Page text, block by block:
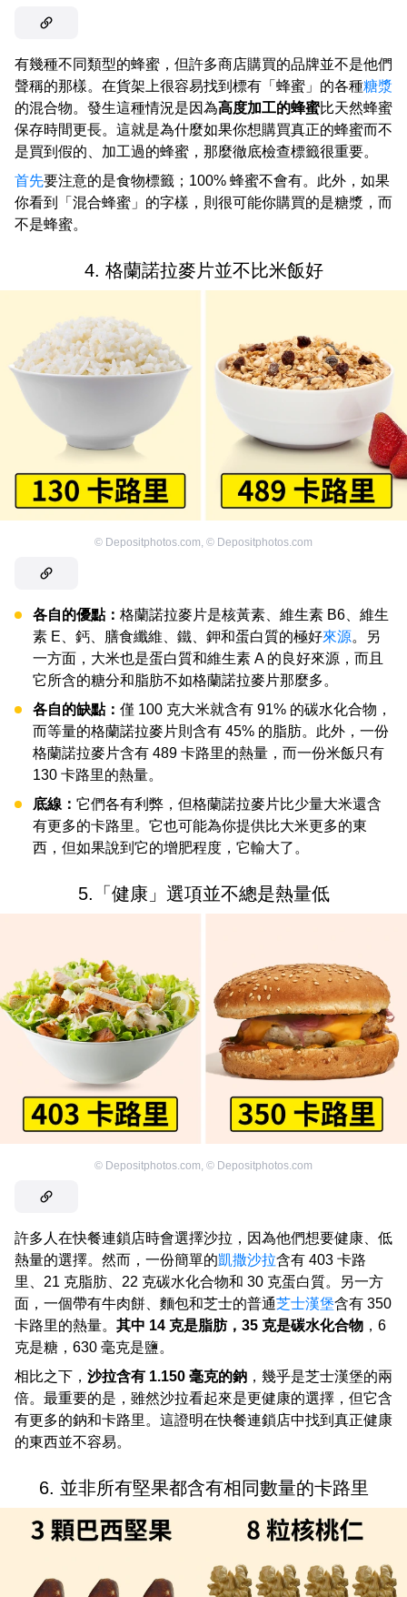
有幾種不同類型的蜂蜜，但許多商店購買的品牌並不是他們
聲稱的那樣。在貨架上很容易找到標有「蜂蜜」的各種糖漿
的混合物。發生這種情況是因為高度加工的蜂蜜比天然蜂蜜
保存時間更長。這就是為什麼如果你想購買真正的蜂蜜而不
是買到假的、加工過的蜂蜜，那麼徹底檢查標籤很重要。
首先要注意的是食物標籤；100% 蜂蜜不會有。此外，如果
你看到「混合蜂蜜」的字樣，則很可能你購買的是糖漿，而
不是蜂蜜。
4. 格蘭諾拉麥片並不比米飯好
© Depositphotos.com, © Depositphotos.com
各自的優點： 格蘭諾拉麥片是核黃素、維生素 B6、維生
素 E、鈣、膳食纖維、鐵、鉀和蛋白質的極好來源。另
一方面，大米也是蛋白質和維生素 A 的良好來源，而且
它所含的糖分和脂肪不如格蘭諾拉麥片那麼多。
各自的缺點： 僅 100 克大米就含有 91% 的碳水化合物，
而等量的格蘭諾拉麥片則含有 45% 的脂肪。此外，一份
格蘭諾拉麥片含有 489 卡路里的熱量，而一份米飯只有
130 卡路里的熱量。
底線： 它們各有利弊，但格蘭諾拉麥片比少量大米還含
有更多的卡路里。它也可能為你提供比大米更多的東
西，但如果說到它的增肥程度，它輸大了。
5.「健康」選項並不總是熱量低
© Depositphotos.com, © Depositphotos.com
許多人在快餐連鎖店時會選擇沙拉，因為他們想要健康、低
熱量的選擇。然而，一份簡單的凱撒沙拉含有 403 卡路
里、21 克脂肪、22 克碳水化合物和 30 克蛋白質。另一方
面，一個帶有牛肉餅、麵包和芝士的普通芝士漢堡含有 350
卡路里的熱量。 其中 14 克是脂肪，35 克是碳水化合物 ，6
克是糖，630 毫克是鹽。
相比之下， 沙拉含有 1.150 毫克的鈉 ，幾乎是芝士漢堡的兩
倍。最重要的是，雖然沙拉看起來是更健康的選擇，但它含
有更多的鈉和卡路里。這證明在快餐連鎖店中找到真正健康
的東西並不容易。
6. 並非所有堅果都含有相同數量的卡路里